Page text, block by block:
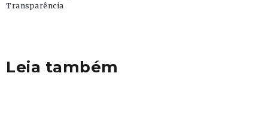
Transparência
Leia também